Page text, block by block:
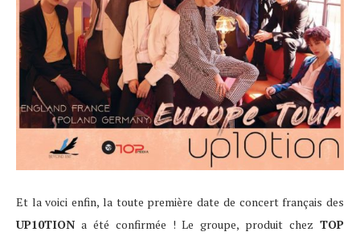
Et la voici enfin, la toute première date de concert français des
UP10TION a été confirmée ! Le groupe, produit chez TOP